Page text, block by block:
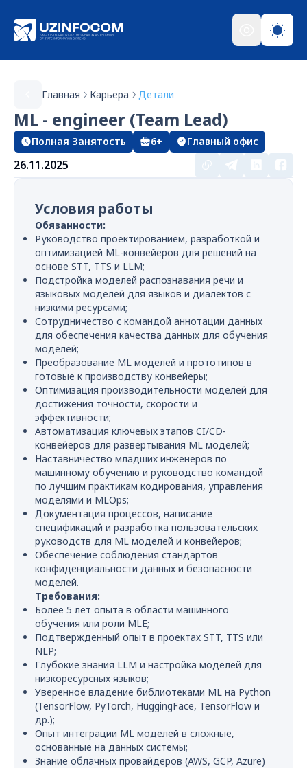
Главная Карьера Детали
ML - engineer (Team Lead)
Полная Занятость 6+ Главный офис
26.11.2025
Условия работы
Обязанности:
Руководство проектированием, разработкой и
оптимизацией ML-конвейеров для решений на
основе STT, TTS и LLM;
Подстройка моделей распознавания речи и
языковых моделей для языков и диалектов с
низкими ресурсами;
Сотрудничество с командой аннотации данных
для обеспечения качества данных для обучения
моделей;
Преобразование ML моделей и прототипов в
готовые к производству конвейеры;
Оптимизация производительности моделей для
достижения точности, скорости и
эффективности;
Автоматизация ключевых этапов CI/CD-
конвейеров для развертывания ML моделей;
Наставничество младших инженеров по
машинному обучению и руководство командой
по лучшим практикам кодирования, управления
моделями и MLOps;
Документация процессов, написание
спецификаций и разработка пользовательских
руководств для ML моделей и конвейеров;
Обеспечение соблюдения стандартов
конфиденциальности данных и безопасности
моделей.
Требования:
Более 5 лет опыта в области машинного
обучения или роли MLE;
Подтвержденный опыт в проектах STT, TTS или
NLP;
Глубокие знания LLM и настройка моделей для
низкоресурсных языков;
Уверенное владение библиотеками ML на Python
(TensorFlow, PyTorch, HuggingFace, TensorFlow и
др.);
Опыт интеграции ML моделей в сложные,
основанные на данных системы;
Знание облачных провайдеров (AWS, GCP, Azure)